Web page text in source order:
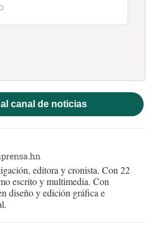
canal de noticias
editora y cronista. Con 22
escrito y multimedia. Con
diseño y edición gráfica e